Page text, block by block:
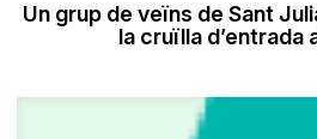
Un grup de veïns de Sant
la cruïlla d’entrada